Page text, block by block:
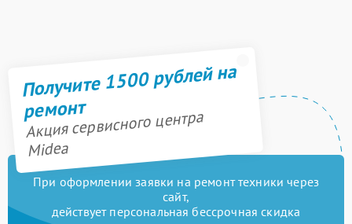
Получите 1500 рублей на
ремонт
Акция сервисного центра
Midea
При оформлении заявки на ремонт техники через
сайт,
действует персональная бессрочная скидка